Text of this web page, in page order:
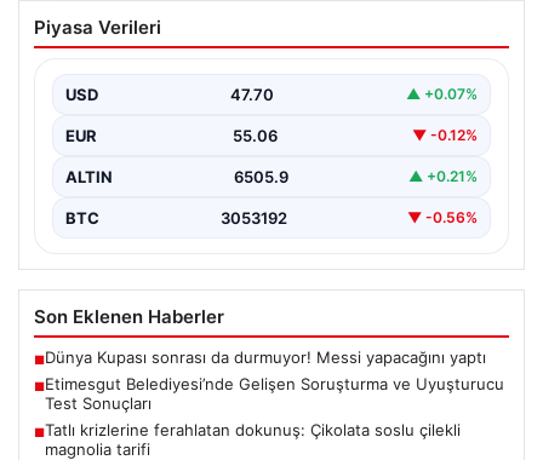
Etimesgut Belediyesi’nde Gelişen
Soruşturma ve Uyuşturucu Test
Son günlerde yayılan haberler, Etimesgut
seriyor. Soruşturma kapsamında,…
Piyasa Verileri
USD 47.70 ▲ +0.07%
EUR 55.06 ▼ -0.12%
ALTIN 6505.9 ▲ +0.21%
BTC 3053192 ▼ -0.56%
Son Eklenen Haberler
■Dünya Kupası sonrası da durmuyor! Messi yapacağını yaptı
■Etimesgut Belediyesi’nde Gelişen Soruşturma ve Uyuşturucu
Test Sonuçları
■Tatlı krizlerine ferahlatan dokunuş: Çikolata soslu çilekli
magnolia tarifi